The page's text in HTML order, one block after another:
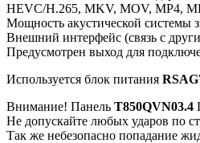
HEVC/H.265, MKV, MOV, MP4,
Мощность акустической системы
Внешний интерфейс (связь с
Предусмотрен выход для
Используется блок питания
Внимание! Панель T850QVN03.4
Не допускайте любых ударов по
Так же небезопасно попадание